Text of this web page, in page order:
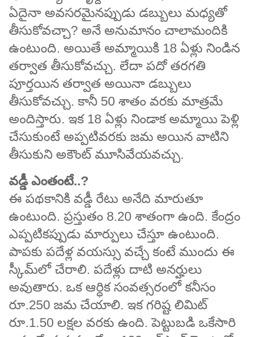
ఏదైనా అవసరమైనప్పుడు డబ్బులు మధ్యతో
తీసుకోవచ్చా? అనే అనుమానం చాలామందికి
ఉంటుంది. అయితే అమ్మాయికి 18 ఏళ్లు నిండిన
తర్వాత తీసుకోవచ్చు. లేదా పదో తరగతి
పూర్తయిన తర్వాత అయినా డబ్బులు
తీసుకోవచ్చు. కానీ 50 శాతం వరకు మాత్రమే
అందిస్తారు. ఇక 18 ఏళ్లు నిండాక అమ్మాయి పెళ్లి
చేసుకుంటే అప్పటివరకు జమ అయిన వాటిని
తీసుకుని అకౌంట్ మూసివేయవచ్చు.
వడ్డీ ఎంతంటే..?
ఈ పథకానికి వడ్డీ రేటు అనేది మారుతూ
ఉంటుంది. ప్రస్తుతం 8.20 శాతంగా ఉంది. కేంద్రం
ఎప్పటికప్పుడు మార్పులు చేస్తూ ఉంటుంది.
పాపకు పదేళ్ల వయస్సు వచ్చే కంటే ముందు ఈ
స్కీమ్‌లో చేరాలి. పదేళ్లు దాటి అనర్హులు
అవుతారు. ఒక ఆర్ధిక సంవత్సరంలో కనీసం
రూ.250 జమ చేయాలి. ఇక గరిష్ట లిమిట్
రూ.1.50 లక్షల వరకు ఉంది. పెట్టుబడి ఒకేసారి